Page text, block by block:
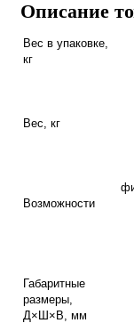
Описание
Вес в упаковке,
кг
Вес, кг
Возможности
Габаритные
размеры,
Д×Ш×В, мм